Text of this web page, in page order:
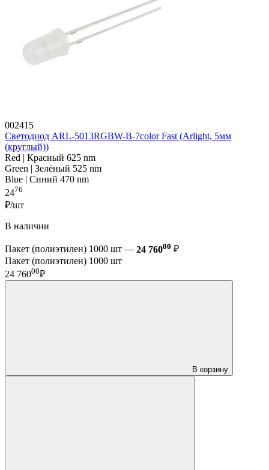
002415
Светодиод ARL-5013RGBW-B-7color Fast (Arlight, 5мм
(круглый))
Red | Красный 625 nm
Green | Зелёный 525 nm
Blue | Синий 470 nm
2476
₽/шт
В наличии
Пакет (полиэтилен) 1000 шт — 24 76000 ₽
Пакет (полиэтилен) 1000 шт
24 76000₽
В корзину